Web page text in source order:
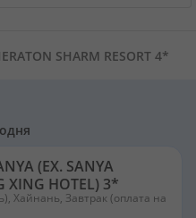
SHARM RESORT 4*
(EX. SANYA
XING HOTEL) 3*
Хайнань, Завтрак (оплата на